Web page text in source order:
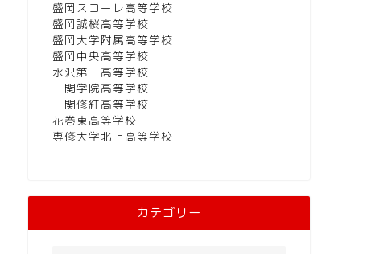
盛岡スコーレ高等学校
盛岡誠桜高等学校
盛岡大学附属高等学校
盛岡中央高等学校
水沢第一高等学校
一関学院高等学校
一関修紅高等学校
花巻東高等学校
専修大学北上高等学校
カテゴリー